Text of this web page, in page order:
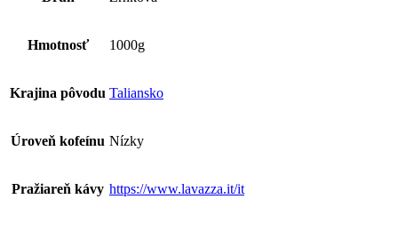
Hmotnosť 1000g
Krajina pôvodu Taliansko
Úroveň kofeínu Nízky
Pražiareň kávy https://www.lavazza.it/it